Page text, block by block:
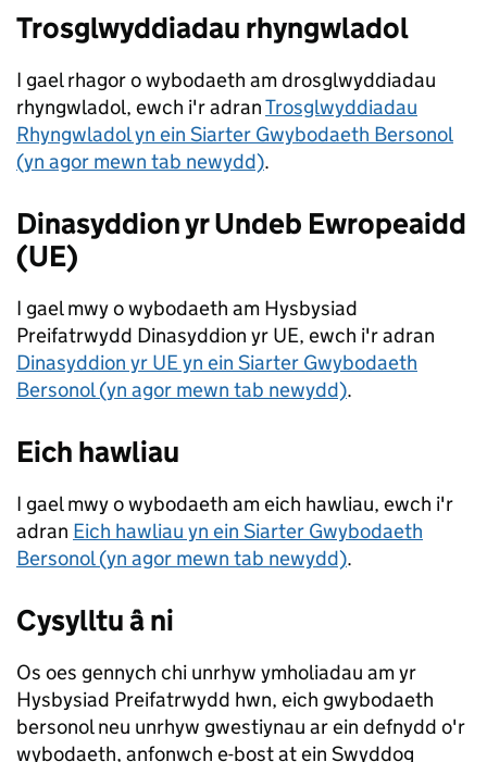
Trosglwyddiadau rhyngwladol
I gael rhagor o wybodaeth am drosglwyddiadau
rhyngwladol, ewch i'r adranTrosglwyddiadau
Rhyngwladol yn ein Siarter Gwybodaeth Bersonol
(yn agor mewn tab newydd).
Dinasyddion yr Undeb Ewropeaidd
(UE)
I gael mwy o wybodaeth am Hysbysiad
Preifatrwydd Dinasyddion yr UE, ewch i'r adran
Dinasyddion yr UE yn ein Siarter Gwybodaeth
Bersonol (yn agor mewn tab newydd).
Eich hawliau
I gael mwy o wybodaeth am eich hawliau, ewch i'r
adran Eich hawliau yn ein Siarter Gwybodaeth
Bersonol (yn agor mewn tab newydd).
Cysylltu â ni
Os oes gennych chi unrhyw ymholiadau am yr
Hysbysiad Preifatrwydd hwn, eich gwybodaeth
bersonol neu unrhyw gwestiynau ar ein defnydd o'r
wybodaeth, anfonwch e-bost at ein Swyddog